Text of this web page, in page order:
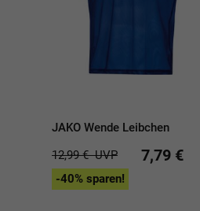
JAKO Wende Leibchen
12,99 €UVP 7,79 €
-40% sparen!